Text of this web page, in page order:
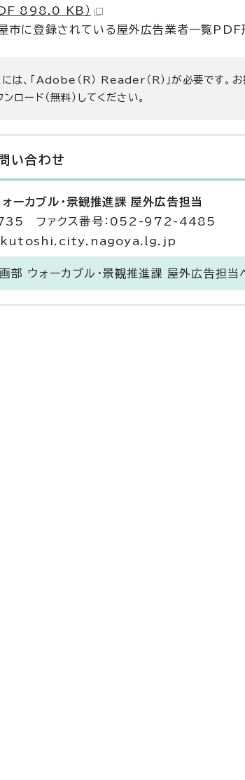
898.0 KB）
に登録されている屋外広告業者一覧PDF
は、「Adobe（R） Reader（R）」が必要です。
ロード（無料）してください。
い合わせ
ーカブル・景観推進課 屋外広告担当
ファクス番号：052-972-4485
部 ウォーカブル・景観推進課 屋外広告担当